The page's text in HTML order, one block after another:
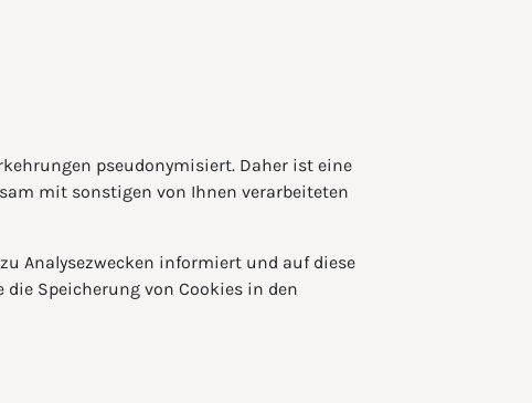
pseudonymisiert. Daher ist eine
mit sonstigen von Ihnen verarbeiteten
Analysezwecken informiert und auf diese
Speicherung von Cookies in den